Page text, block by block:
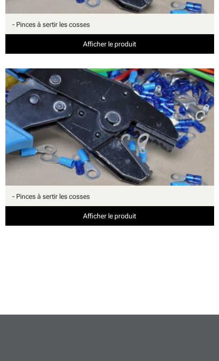
- Pinces à sertir les cosses
Afficher le produit
- Pinces à sertir les cosses
Afficher le produit